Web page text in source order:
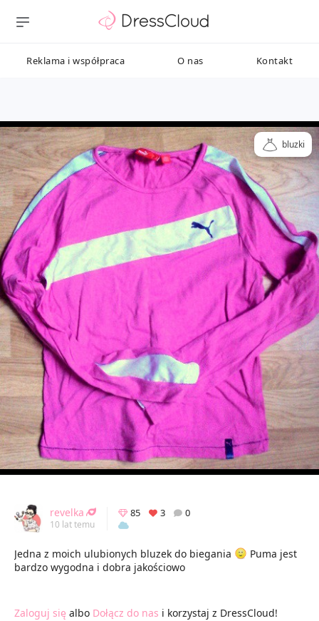
Reklama i współpraca O nas Kontakt
bluzki
revelka
10 lat temu
85 3 0
Jedna z moich ulubionych bluzek do biegania
Puma jest
bardzo wygodna i dobra jakościowo
Zaloguj się albo Dołącz do nas i korzystaj z DressCloud!